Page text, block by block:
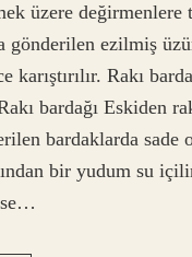
üzere değirmenlere
gönderilen ezilmiş
karıştırılır. Rakı
bardağı Eskiden
bardaklarda sade
bir yudum su